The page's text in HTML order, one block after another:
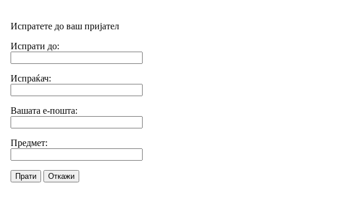
Испратете до ваш пријател
Испрати до:
Испраќач:
Вашата е-пошта:
Предмет:
Прати Откажи